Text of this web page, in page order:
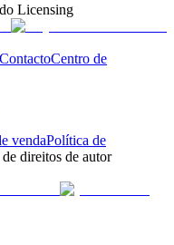
Licensing
ContactoCentro de
vendaPolítica de
direitos de autor